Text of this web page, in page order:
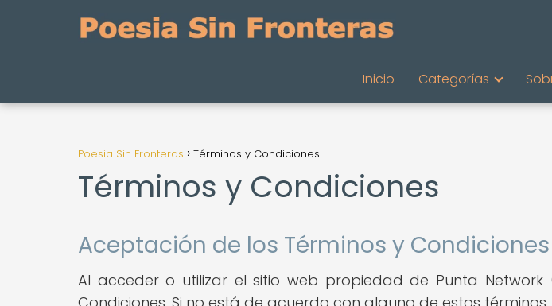
Inicio Categorías
Poesia Sin Fronteras Términos y Condiciones
Términos y Condiciones
Aceptación de los Términos y Condiciones
Al acceder o utilizar el sitio web propiedad de Punta